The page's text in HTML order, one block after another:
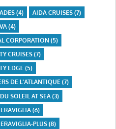
(4) AIDA CRUISES(7)
(4)
CORPORATION(5)
CRUISES(7)
EDGE(5)
DE L'ATLANTIQUE(7)
SOLEIL AT SEA(3)
(6)
PLUS(8)